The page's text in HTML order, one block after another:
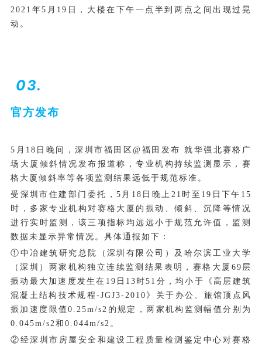
2021年5月19日，大楼在下午一点半到两点之间出现过晃
动。
03.
官方发布
5月18日晚间，深圳市福田区@福田发布 就华强北赛格广
场大厦倾斜情况发布报道称，专业机构持续监测显示，赛
格大厦倾斜率等各项监测结果远低于规范标准。
受深圳市住建部门委托，5月18日晚上21时至19日下午15
时，多家专业机构对赛格大厦的振动、倾斜、沉降等情况
进行实时监测，该三项指标均远远小于规范允许值，监测
数据未显示异常情况。具体通报如下：
①中冶建筑研究总院（深圳有限公司）及哈尔滨工业大学
（深圳）两家机构独立连续监测结果表明，赛格大厦69层
振动最大加速度发生在19日13时51分，均小于《高层建筑
混凝土结构技术规程-JGJ3-2010》关于办公、旅馆顶点风
振加速度限值0.25m/s2的规定，两家机构监测幅值分别为
0.045m/s2和0.044m/s2。
②经深圳市房屋安全和建设工程质量检测鉴定中心对赛格